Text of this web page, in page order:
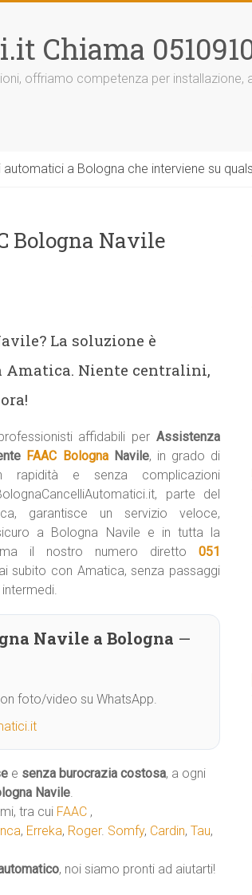
Chiama
offriamo competenza per installazione,
a Bologna che interviene su
Bologna Navile
La soluzione è
Amatica. Niente centralini,
affidabili per Assistenza
FAAC BolognaNavile, in grado di
rapidità e senza complicazioni
parte del
garantisce un servizio veloce,
a Bologna Navile e in tutta la
il nostro numero diretto 051
subito con Amatica, senza passaggi
Navile a Bologna —
foto/video su WhatsApp.
e senza burocrazia costosa, a ogni
Navile.
tra cui FAAC ,
, Erreka, Roger. Somfy, Cardin, Tau,
, noi siamo pronti ad aiutarti!